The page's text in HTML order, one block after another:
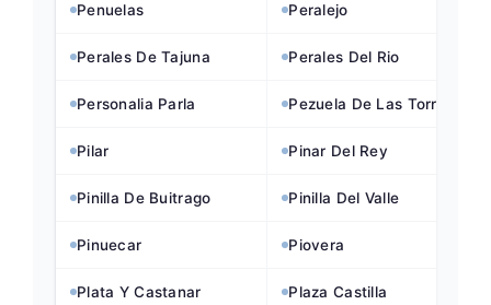
Penuelas Peralejo
Perales De Tajuna Perales Del Rio
Personalia Parla Pezuela De Las Torres
Pilar Pinar Del Rey
Pinilla De Buitrago Pinilla Del Valle
Pinuecar Piovera
Plata Y Castanar Plaza Castilla